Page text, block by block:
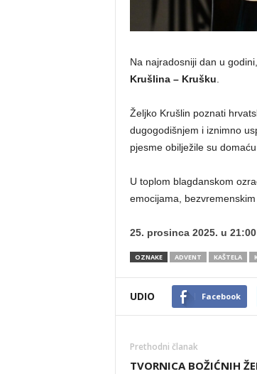
Na najradosniji dan u
Krušlina – Krušku
Željko Krušlin poznati
dugogodišnjem i iznimno
pjesme obilježile su
U toplom blagdanskom
emocijama,
25. prosinca 2025. u
OZNAKE ADVENT KAŠTELA
UDIO Facebook
Prethodni članak
TVORNICA BOŽIĆNIH